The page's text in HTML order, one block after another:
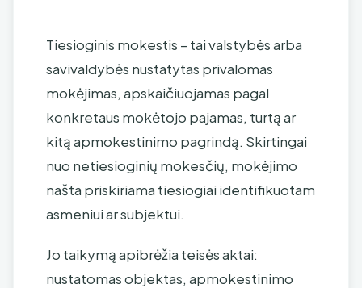
Tiesioginis mokestis – tai valstybės arba
savivaldybės nustatytas privalomas
mokėjimas, apskaičiuojamas pagal
konkretaus mokėtojo pajamas, turtą ar
kitą apmokestinimo pagrindą. Skirtingai
nuo netiesioginių mokesčių, mokėjimo
našta priskiriama tiesiogiai identifikuotam
asmeniui ar subjektui.
Jo taikymą apibrėžia teisės aktai:
nustatomas objektas, apmokestinimo